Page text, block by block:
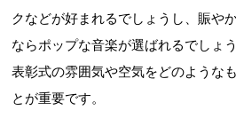
クなどが好まれるでしょうし、賑や
ならポップな音楽が選ばれるでしょ
表彰式の雰囲気や空気をどのような
とが重要です。